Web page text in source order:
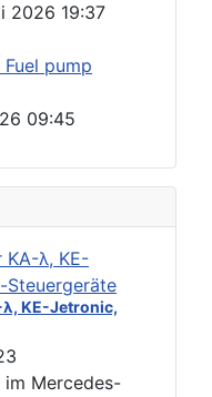
2026 19:37
pump
09:45
KE-Jetronic,
im Mercedes-